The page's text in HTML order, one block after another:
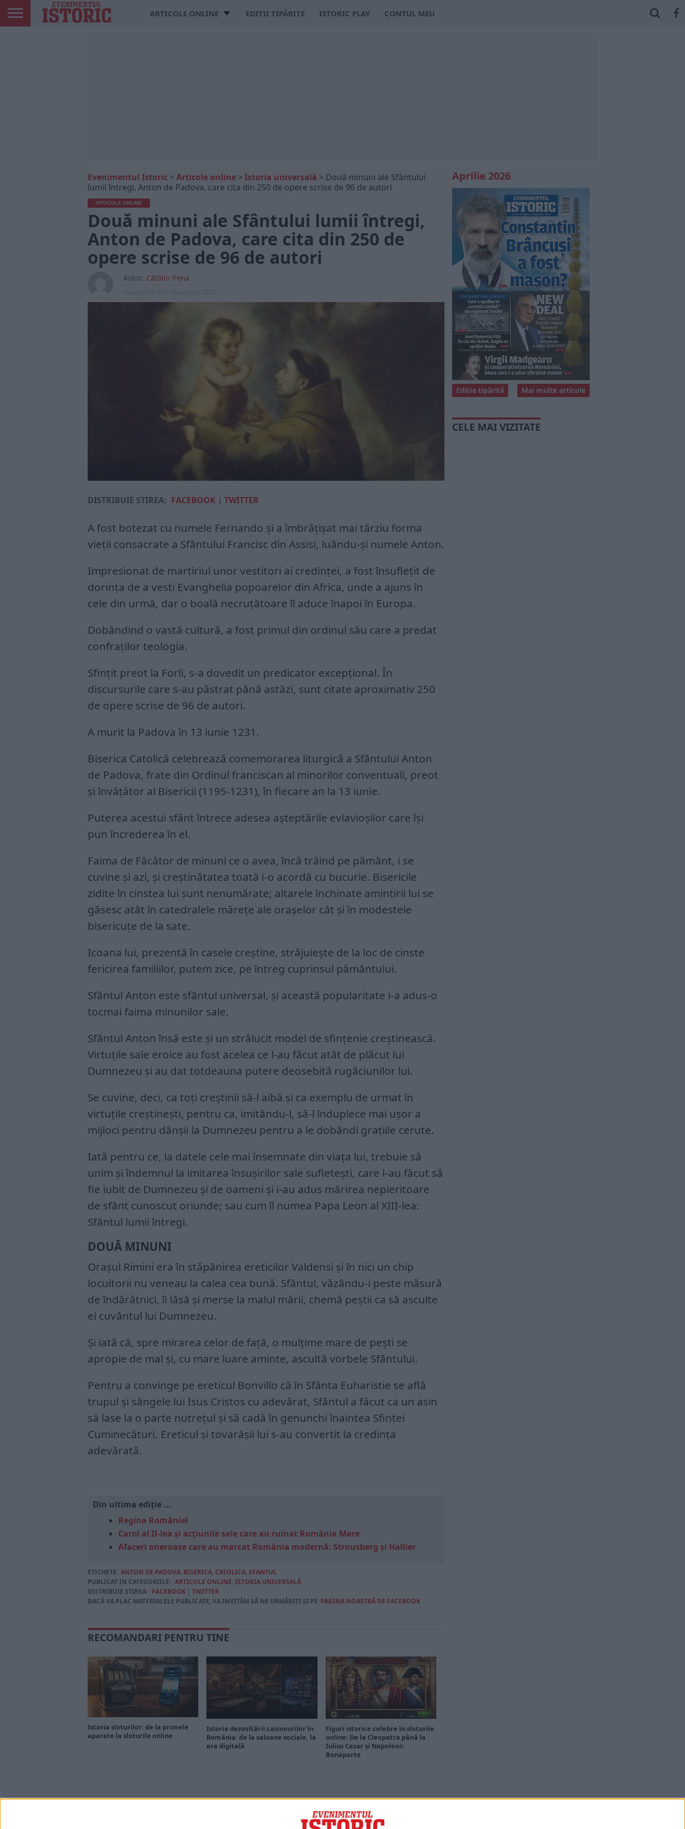
ARTICOLE ONLINE EDIȚII TIPĂRITE ISTORIC PLAY CONTUL MEU
Evenimentul Istoric > Articole online > Istoria universală > Două minuni ale Sfântului
lumii întregi, Anton de Padova, care cita din 250 de opere scrise de 96 de autori
ARTICOLE ONLINE
Două minuni ale Sfântului lumii întregi,
Anton de Padova, care cita din 250 de
opere scrise de 96 de autori
Autor: Cătălin Pena
DISTRIBUIE ȘTIREA: FACEBOOK | TWITTER
A fost botezat cu numele Fernando şi a îmbrăţişat mai târziu forma
vieţii consacrate a Sfântului Francisc din Assisi, luându-şi numele Anton.
Impresionat de martiriul unor vestitori ai credinţei, a fost însufleţit de
dorinţa de a vesti Evanghelia popoarelor din Africa, unde a ajuns în
cele din urmă, dar o boală necruţătoare îl aduce înapoi în Europa.
Dobândind o vastă cultură, a fost primul din ordinul său care a predat
confraţilor teologia.
Sfinţit preot la Forli, s-a dovedit un predicator excepţional. În
discursurile care s-au păstrat până astăzi, sunt citate aproximativ 250
de opere scrise de 96 de autori.
A murit la Padova în 13 iunie 1231.
Biserica Catolică celebrează comemorarea liturgică a Sfântului Anton
de Padova, frate din Ordinul franciscan al minorilor conventuali, preot
şi învăţător al Bisericii (1195-1231), în fiecare an la 13 iunie.
Puterea acestui sfânt întrece adesea așteptările evlavioșilor care își
pun încrederea în el.
Faima de Făcător de minuni ce o avea, încă trăind pe pământ, i se
cuvine și azi, și creștinătatea toată i-o acordă cu bucurie. Bisericile
zidite în cinstea lui sunt nenumărate; altarele închinate amintirii lui se
găsesc atât în catedralele mărețe ale orașelor cât și în modestele
bisericuțe de la sate.
Icoana lui, prezentă în casele creștine, străjuiește de la loc de cinste
fericirea familiilor, putem zice, pe întreg cuprinsul pământului.
Sfântul Anton este sfântul universal, și această popularitate i-a adus-o
tocmai faima minunilor sale.
Sfântul Anton însă este și un strălucit model de sfințenie creștinească.
Virtuțile sale eroice au fost acelea ce l-au făcut atât de plăcut lui
Dumnezeu și au dat totdeauna putere deosebită rugăciunilor lui.
Se cuvine, deci, ca toți creștinii să-l aibă și ca exemplu de urmat în
virtuțile creștinești, pentru ca, imitându-l, să-l înduplece mai ușor a
mijloci pentru dânșii la Dumnezeu pentru a le dobândi grațiile cerute.
Iată pentru ce, la datele cele mai însemnate din viața lui, trebuie să
unim și îndemnul la imitarea însușirilor sale sufletești, care l-au făcut să
fie iubit de Dumnezeu și de oameni și i-au adus mărirea nepieritoare
de sfânt cunoscut oriunde; sau cum îl numea Papa Leon al XIII-lea:
Sfântul lumii întregi.
DOUĂ MINUNI
Orașul Rimini era în stăpânirea ereticilor Valdensi și în nici un chip
locuitorii nu veneau la calea cea bună. Sfântul, văzându-i peste măsură
de îndărătnici, îi lăsă și merse la malul mării, chemă peștii ca să asculte
ei cuvântul lui Dumnezeu.
Și iată că, spre mirarea celor de față, o mulțime mare de pești se
apropie de mal și, cu mare luare aminte, ascultă vorbele Sfântului.
Pentru a convinge pe ereticul Bonvillo că în Sfânta Euharistie se află
trupul și sângele lui Isus Cristos cu adevărat, Sfântul a făcut ca un asin
să lase la o parte nutrețul și să cadă în genunchi înaintea Sfintei
Cuminecături. Ereticul și tovarășii lui s-au convertit la credința
adevărată.
Din ultima ediție ...
Regina României
Carol al II-lea și acțiunile sale care au ruinat România Mare
Afaceri oneroase care au marcat România modernă: Strousberg și Hallier
ETICHETE: ANTON DE PADOVA, BISERICA, CATOLICA, SFANTUL
PUBLICAT IN CATEGORIILE: ARTICOLE ONLINE, ISTORIA UNIVERSALĂ
DISTRIBUIE ȘTIREA: FACEBOOK | TWITTER
DACĂ VA PLAC MATERIALELE PUBLICATE, VA INVITĂM SĂ NE URMĂRIȚI ȘI PE PAGINA NOASTRĂ DE FACEBOOK
RECOMANDARI PENTRU TINE
Istoria sloturilor: de la primele
aparate la sloturile online
Istoria dezvoltării cazinourilor în
România: de la saloane sociale, la
era digitală
Figuri istorice celebre în sloturile
online: De la Cleopatra până la
Iulius Cezar și Napoleon
Bonaparte
Aprilie 2026
Mai multe articole
Ediția tipărită
CELE MAI VIZITATE